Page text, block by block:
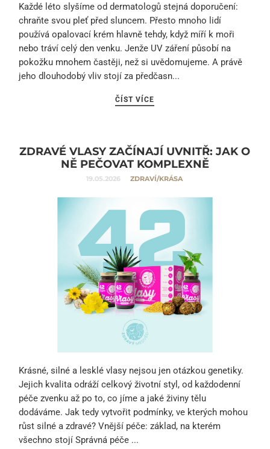
Každé léto slyšíme od dermatologů stejná doporučení:
chraňte svou pleť před sluncem. Přesto mnoho lidí
používá opalovací krém hlavně tehdy, když míří k moři
nebo tráví celý den venku. Jenže UV záření působí na
pokožku mnohem častěji, než si uvědomujeme. A právě
jeho dlouhodobý vliv stojí za předčasn...
ČÍST VÍCE
ZDRAVÉ VLASY ZAČÍNAJÍ UVNITŘ: JAK O
NĚ PEČOVAT KOMPLEXNĚ
19.05.2026 ZDRAVÍ/KRÁSA
Krásné, silné a lesklé vlasy nejsou jen otázkou genetiky.
Jejich kvalita odráží celkový životní styl, od každodenní
péče zvenku až po to, co jíme a jaké živiny tělu
dodáváme. Jak tedy vytvořit podmínky, ve kterých mohou
růst silné a zdravé? Vnější péče: základ, na kterém
všechno stojí Správná péče ...